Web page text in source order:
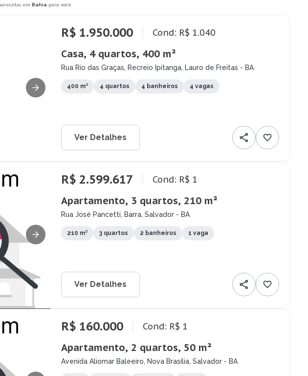
em Bahia para você.
R$ 1.950.000 Cond: R$ 1.040
Casa, 4 quartos, 400 m²
Rua Rio das Graças, Recreio Ipitanga, Lauro de Freitas - BA
400 m² 4 quartos 4 banheiros 4 vagas
Ver Detalhes
R$ 2.599.617 Cond: R$ 1
Apartamento, 3 quartos, 210 m²
Rua José Pancetti, Barra, Salvador - BA
210 m² 3 quartos 2 banheiros 1 vaga
Ver Detalhes
R$ 160.000 Cond: R$ 1
Apartamento, 2 quartos, 50 m²
Avenida Aliomar Baleeiro, Nova Brasília, Salvador - BA